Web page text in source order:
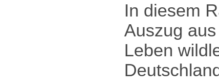
In diesem
Auszug
Leben